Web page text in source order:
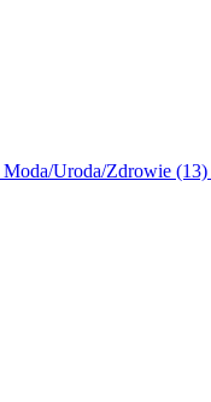
Moda/Uroda/Zdrowie (13)